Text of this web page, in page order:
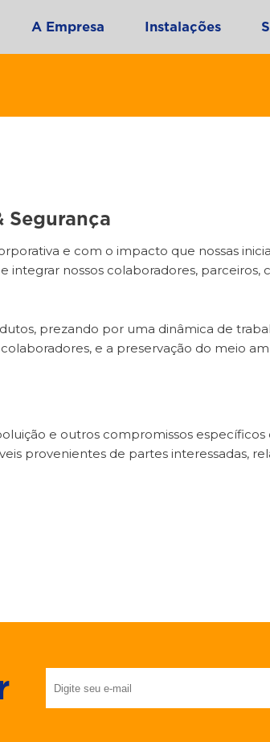
A Empresa Instalações
Segurança
e com o impacto que nossas
nossos colaboradores, parceiros,
prezando por uma dinâmica de
e a preservação do meio
e outros compromissos específicos
provenientes de partes interessadas,